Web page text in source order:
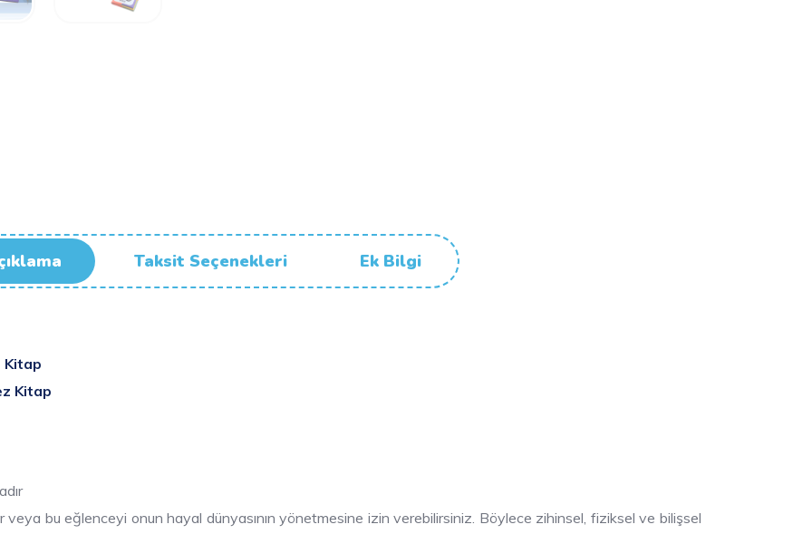
Taksit Seçenekleri Ek Bilgi
Kitap
Kitap
bu eğlenceyi onun hayal dünyasının yönetmesine izin verebilirsiniz. Böylece zihinsel, fiziksel ve bilişsel